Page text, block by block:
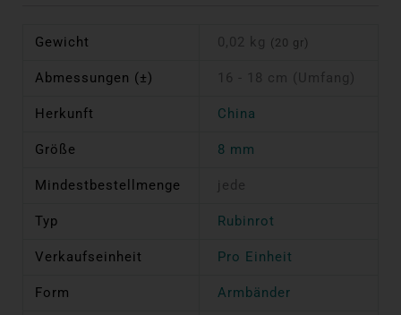
Gewicht 0,02 kg (20 gr)
Abmessungen (±) 16 - 18 cm (Umfang)
Herkunft China
Größe 8 mm
Mindestbestellmenge jede
Typ Rubinrot
Verkaufseinheit Pro Einheit
Form Armbänder